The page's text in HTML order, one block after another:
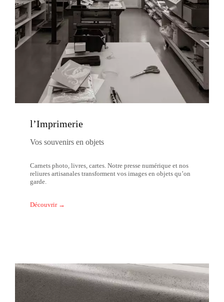
l’Imprimerie
Vos souvenirs en objets
Carnets photo, livres, cartes. Notre presse numérique et nos
reliures artisanales transforment vos images en objets qu’on
garde.
Découvrir →